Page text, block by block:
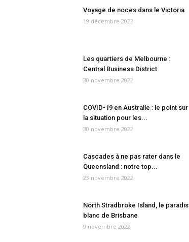
Voyage de noces dans le Victoria
19 décembre 2022
Les quartiers de Melbourne :
Central Business District
30 novembre 2022
COVID-19 en Australie : le point sur
la situation pour les...
30 novembre 2022
Cascades à ne pas rater dans le
Queensland : notre top...
23 novembre 2022
North Stradbroke Island, le paradis
blanc de Brisbane
9 novembre 2022